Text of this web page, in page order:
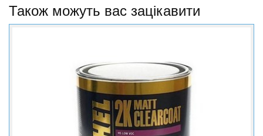
Йде в комплекті із затверджувачем
Також можуть вас зацікавити